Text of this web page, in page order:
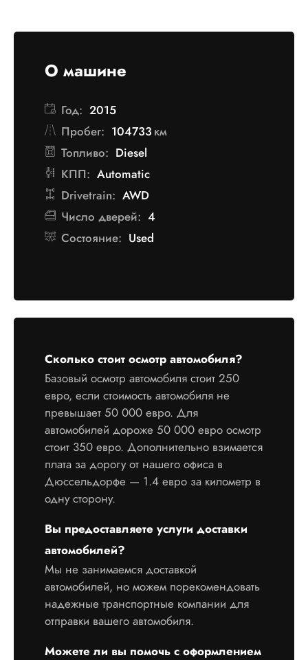
О машине
Год: 2015
Пробег: 104733 км
Топливо: Diesel
КПП: Automatic
Drivetrain: AWD
Число дверей: 4
Состояние: Used
Сколько стоит осмотр автомобиля?
Базовый осмотр автомобиля стоит 250
евро, если стоимость автомобиля не
превышает 50 000 евро. Для
автомобилей дороже 50 000 евро осмотр
стоит 350 евро. Дополнительно взимается
плата за дорогу от нашего офиса в
Дюссельдорфе — 1.4 евро за километр в
одну сторону.
Вы предоставляете услуги доставки
автомобилей?
Мы не занимаемся доставкой
автомобилей, но можем порекомендовать
надежные транспортные компании для
отправки вашего автомобиля.
Можете ли вы помочь с оформлением